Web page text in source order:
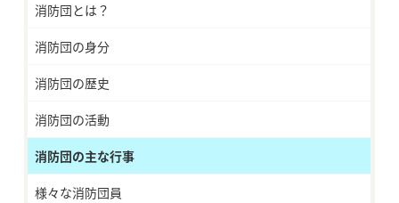
消防団とは？
消防団の身分
消防団の歴史
消防団の活動
消防団の主な行事
様々な消防団員